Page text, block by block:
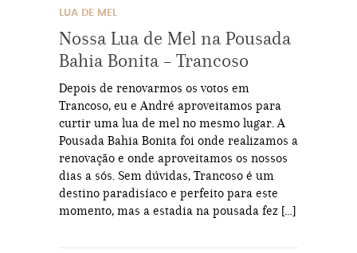
LUA DE MEL
Nossa Lua de Mel na Pousada
Bahia Bonita – Trancoso
Depois de renovarmos os votos em
Trancoso, eu e André aproveitamos para
curtir uma lua de mel no mesmo lugar. A
Pousada Bahia Bonita foi onde realizamos a
renovação e onde aproveitamos os nossos
dias a sós. Sem dúvidas, Trancoso é um
destino paradisíaco e perfeito para este
momento, mas a estadia na pousada fez […]